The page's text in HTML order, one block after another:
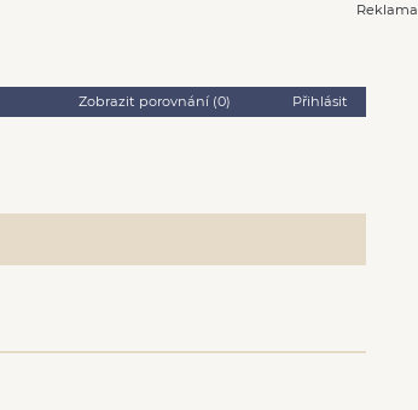
Reklama
Zobrazit porovnání (0) Přihlásit